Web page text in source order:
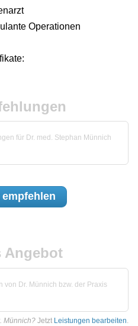
Operationen
für Dr. med. Stephan Münnich
empfehlen
Angebot
von Dr. Münnich bzw. der Praxis
Münnich? Jetzt Leistungen bearbeiten.